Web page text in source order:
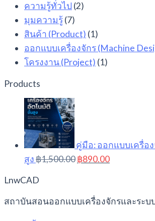
ความรู้ทั่วไป (2)
มุมความรู้(7)
สินค้า (Product) (1)
ออกแบบเครื่องจักร (Machine
โครงงาน (Project) (1)
Products
คู่มือ: ออกแบบเครื่อ
สูง฿1,500.00Original
price
฿890.00Current
LnwCAD
สถาบันสอนออกแบบเครื่องจักรและระ